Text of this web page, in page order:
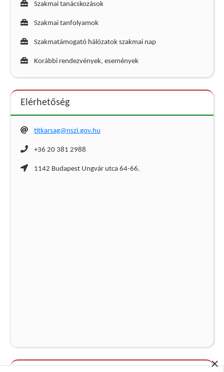
×
Szakmai tanácskozások
Szakmai tanfolyamok
Szakmatámogató hálózatok szakmai nap
Korábbi rendezvények, események
Elérhetőség
titkarsag@nszi.gov.hu
+36 20 381 2988
1142 Budapest Ungvár utca 64-66.